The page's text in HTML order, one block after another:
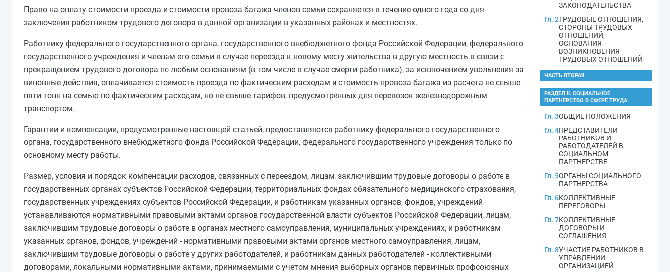
Право на оплату стоимости проезда и стоимости провоза багажа членов семьи сохраняется в течение одного года со дня
заключения работником трудового договора в данной организации в указанных районах и местностях.
Работнику федерального государственного органа, государственного внебюджетного фонда Российской Федерации, федерального
государственного учреждения и членам его семьи в случае переезда к новому месту жительства в другую местность в связи с
прекращением трудового договора по любым основаниям (в том числе в случае смерти работника), за исключением увольнения за
виновные действия, оплачивается стоимость проезда по фактическим расходам и стоимость провоза багажа из расчета не свыше
пяти тонн на семью по фактическим расходам, но не свыше тарифов, предусмотренных для перевозок железнодорожным
транспортом.
Гарантии и компенсации, предусмотренные настоящей статьей, предоставляются работнику федерального государственного
органа, государственного внебюджетного фонда Российской Федерации, федерального государственного учреждения только по
основному месту работы.
Размер, условия и порядок компенсации расходов, связанных с переездом, лицам, заключившим трудовые договоры о работе в
государственных органах субъектов Российской Федерации, территориальных фондах обязательного медицинского страхования,
государственных учреждениях субъектов Российской Федерации, и работникам указанных органов, фондов, учреждений
устанавливаются нормативными правовыми актами органов государственной власти субъектов Российской Федерации, лицам,
заключившим трудовые договоры о работе в органах местного самоуправления, муниципальных учреждениях, и работникам
указанных органов, фондов, учреждений - нормативными правовыми актами органов местного самоуправления, лицам,
заключившим трудовые договоры о работе у других работодателей, и работникам данных работодателей - коллективными
договорами, локальными нормативными актами, принимаемыми с учетом мнения выборных органов первичных профсоюзных
ЗАКОНОДАТЕЛЬСТВА
Гл. 2ТРУДОВЫЕ ОТНОШЕНИЯ,
СТОРОНЫ ТРУДОВЫХ
ОТНОШЕНИЙ,
ОСНОВАНИЯ
ВОЗНИКНОВЕНИЯ
ТРУДОВЫХ ОТНОШЕНИЙ
ЧАСТЬ ВТОРАЯ
РАЗДЕЛ II. СОЦИАЛЬНОЕ
ПАРТНЕРСТВО В СФЕРЕ ТРУДА
Гл. 3ОБЩИЕ ПОЛОЖЕНИЯ
Гл. 4ПРЕДСТАВИТЕЛИ
РАБОТНИКОВ И
РАБОТОДАТЕЛЕЙ В
СОЦИАЛЬНОМ
ПАРТНЕРСТВЕ
Гл. 5ОРГАНЫ СОЦИАЛЬНОГО
ПАРТНЕРСТВА
Гл. 6КОЛЛЕКТИВНЫЕ
ПЕРЕГОВОРЫ
Гл. 7КОЛЛЕКТИВНЫЕ
ДОГОВОРЫ И
СОГЛАШЕНИЯ
Гл. 8УЧАСТИЕ РАБОТНИКОВ В
УПРАВЛЕНИИ
ОРГАНИЗАЦИЕЙ